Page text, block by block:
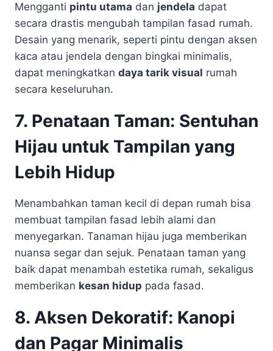
Mengganti pintu utama dan jendela dapat
secara drastis mengubah tampilan fasad rumah.
Desain yang menarik, seperti pintu dengan aksen
kaca atau jendela dengan bingkai minimalis,
dapat meningkatkan daya tarik visual rumah
secara keseluruhan.
7. Penataan Taman: Sentuhan
Hijau untuk Tampilan yang
Lebih Hidup
Menambahkan taman kecil di depan rumah bisa
membuat tampilan fasad lebih alami dan
menyegarkan. Tanaman hijau juga memberikan
nuansa segar dan sejuk. Penataan taman yang
baik dapat menambah estetika rumah, sekaligus
memberikan kesan hidup pada fasad.
8. Aksen Dekoratif: Kanopi
dan Pagar Minimalis